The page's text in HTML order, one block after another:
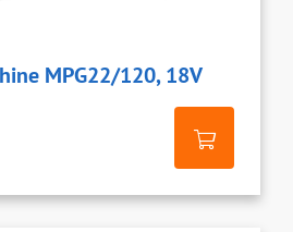
MPG22/120, 18V